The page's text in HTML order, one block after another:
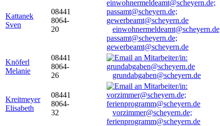
Kattanek
Sven
08441
8064-
20
passamt@scheyern.de;
gewerbeamt@scheyern.de
Knöferl
Melanie
08441
8064-
26
grundabgaben@scheyern.de
Kreitmeyer
Elisabeth
08441
8064-
32
vorzimmer@scheyern.de;
ferienprogramm@scheyern.de